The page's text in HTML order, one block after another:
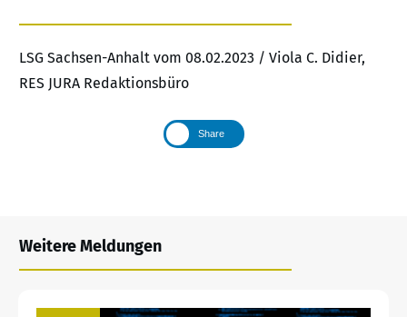
LSG Sachsen-Anhalt vom 08.02.2023 / Viola C. Didier,
RES JURA Redaktionsbüro
Share
Weitere Meldungen